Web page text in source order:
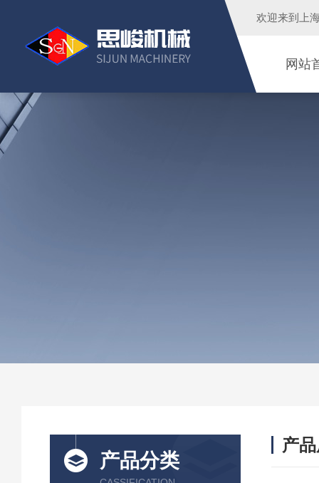
欢迎来到 上
网站
产品分类
产